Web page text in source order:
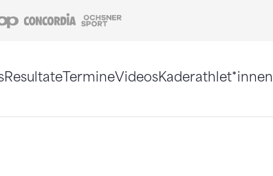
Coop Concordia
ResultateTermineVideosKaderathlet*innen